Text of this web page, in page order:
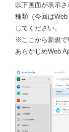
以下画面が表示
種類（今回は
してください。
※ここから新規で
あらかじめWeb